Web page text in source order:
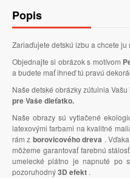
Popis
Zariaďujete detskú izbu a chcete ju
Objednajte si obrázok s motívom
a budete mať ihneď tú pravú
Naše detské obrázky zútulnia
pre Vaše dieťatko.
Naše obrazy sú vytlačené
latexovými farbami na kvalitné
rám z borovicového dreva .
môžeme garantovať farebnú
umelecké plátno je napnuté po
pozoruhodný3D efekt .